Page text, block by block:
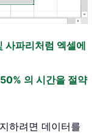
사파리처럼 엑셀에
의 시간을 절약
하려면 데이터를